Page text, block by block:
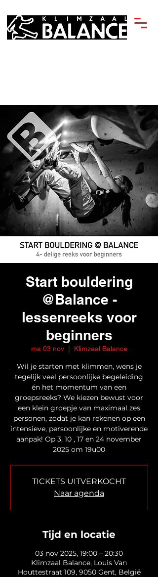
Start bouldering
@Balance -
lessenreeks voor
beginners
ma 03 nov
  |
Klimzaal Balance
Wil je starten met klimmen, wens je
tegelijk veel persoonlijke begeleiding
én het momentum van een
groepsreeks? We kiezen bewust voor
een klein groepje van maximaal zes
personen, zodat je kan rekenen op een
intensieve, persoonlijke en motiverende
aanpak! Op 3, 10 , 17 en 24 november
2025 om 19u00
TICKETS UITVERKOCHT
Naar agenda
Tijd en locatie
03 nov 2025, 19:00 – 20:30
Klimzaal Balance, Louis Van
Houttestraat 109, 9050 Gent, België